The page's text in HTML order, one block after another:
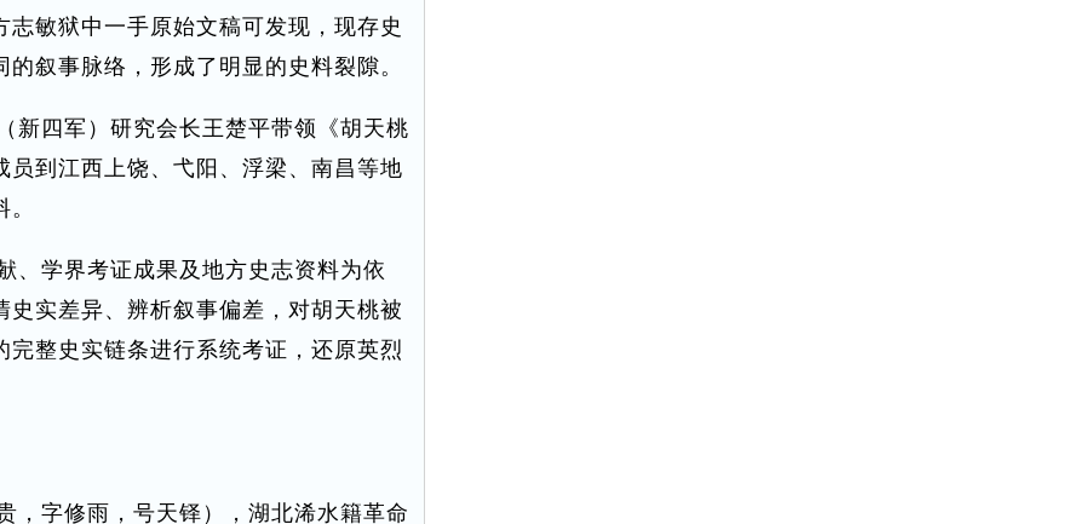
敏狱中一手原始文稿可发现，现存史
叙事脉络，形成了明显的史料裂隙。
四军）研究会长王楚平带领《胡天桃
到江西上饶、弋阳、浮梁、南昌等地
学界考证成果及地方史志资料为依
实差异、辨析叙事偏差，对胡天桃被
整史实链条进行系统考证，还原英烈
字修雨，号天铎），湖北浠水籍革命